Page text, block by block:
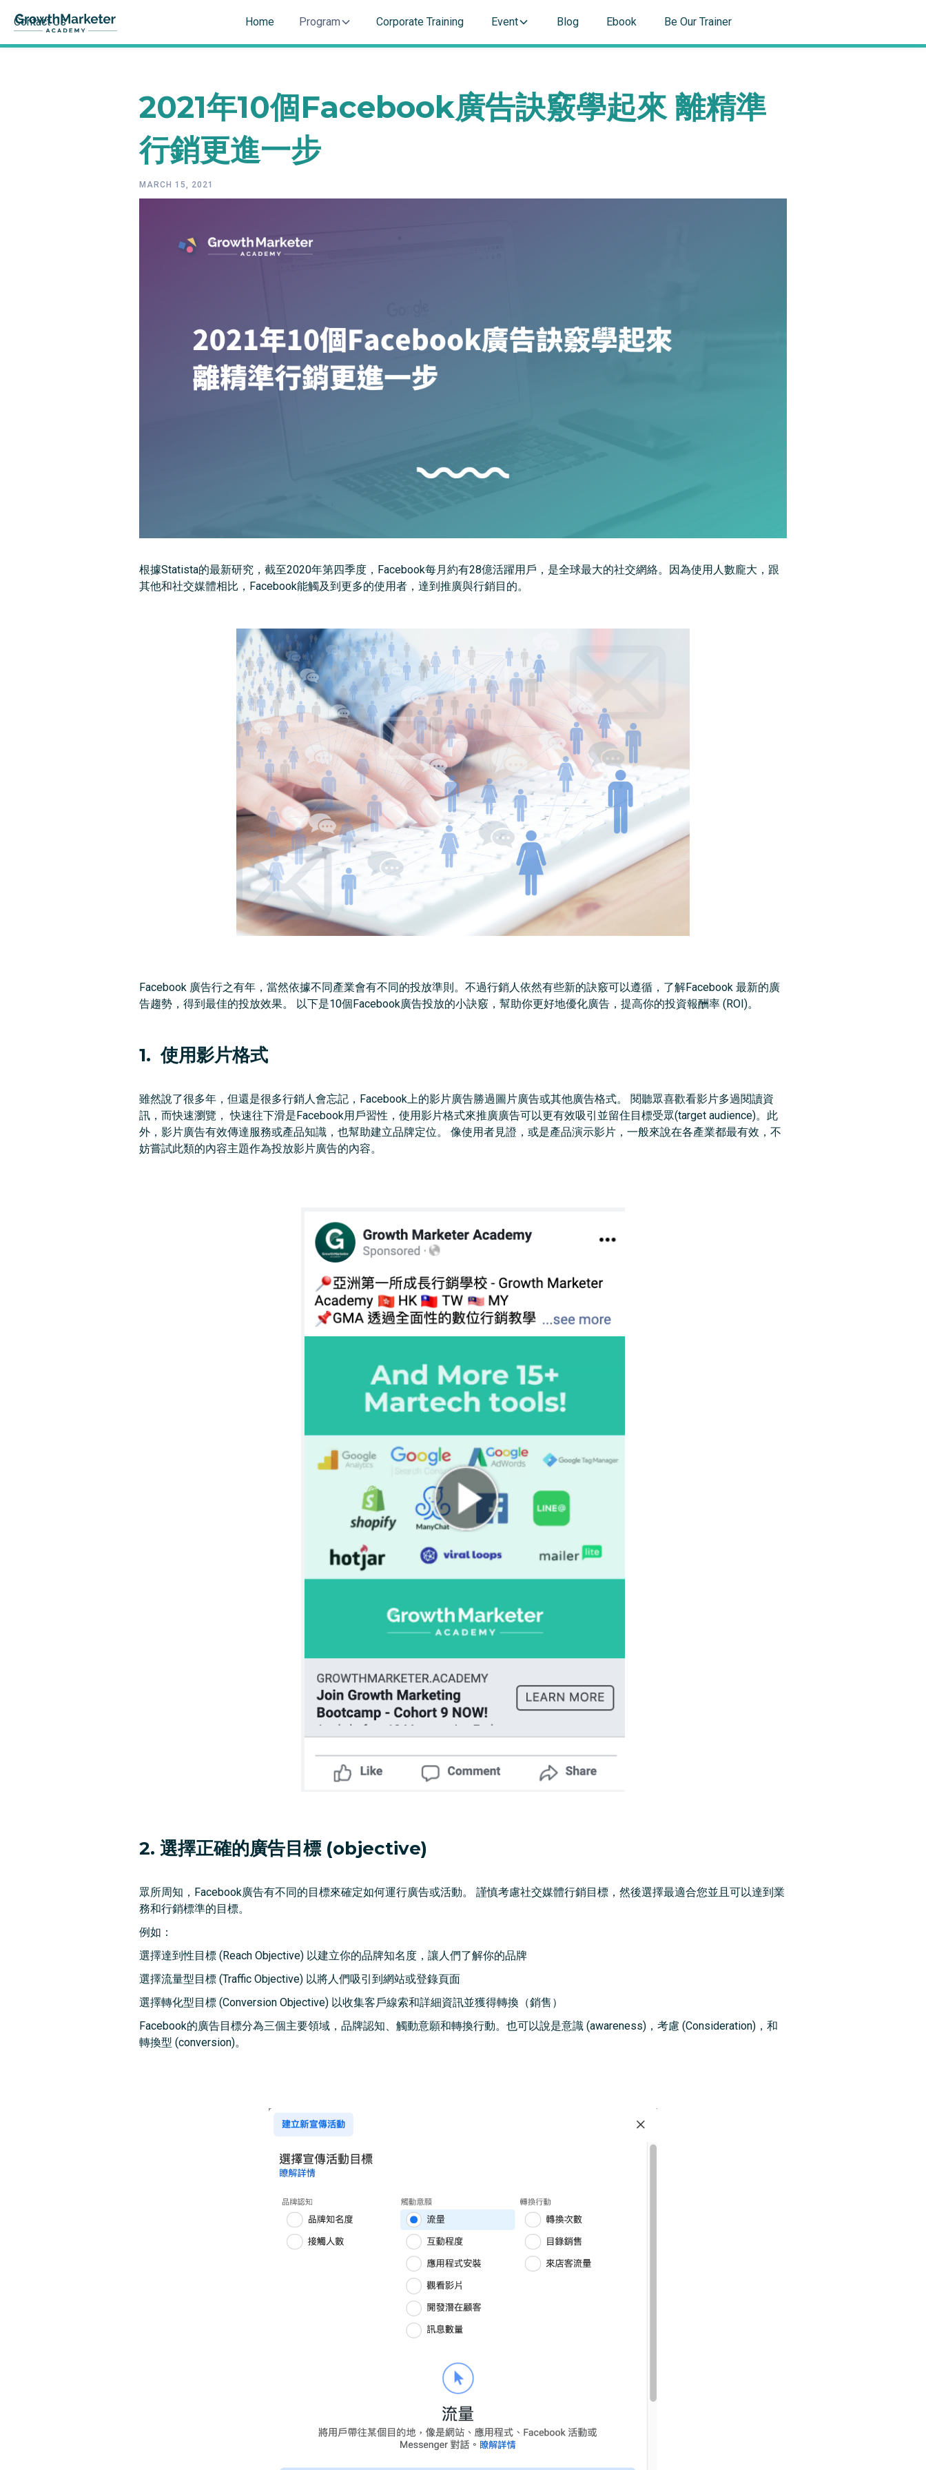
Home Program Corporate Training Event Blog Ebook Be Our Trainer
Contact Us
2021年10個Facebook廣告訣竅學起來 離精準
行銷更進一步
MARCH 15, 2021
根據Statista的最新研究，截至2020年第四季度，Facebook每月約有28億活躍用戶，是全球最大的社交網絡。因為使用人數龐大，跟
其他和社交媒體相比，Facebook能觸及到更多的使用者，達到推廣與行銷目的。
Facebook 廣告行之有年，當然依據不同產業會有不同的投放準則。不過行銷人依然有些新的訣竅可以遵循，了解Facebook 最新的廣
告趨勢，得到最佳的投放效果。 以下是10個Facebook廣告投放的小訣竅，幫助你更好地優化廣告，提高你的投資報酬率 (ROI)。
1. 使用影片格式
雖然說了很多年，但還是很多行銷人會忘記，Facebook上的影片廣告勝過圖片廣告或其他廣告格式。 閱聽眾喜歡看影片多過閱讀資
訊，而快速瀏覽， 快速往下滑是Facebook用戶習性，使用影片格式來推廣廣告可以更有效吸引並留住目標受眾(target audience)。此
外，影片廣告有效傳達服務或產品知識，也幫助建立品牌定位。 像使用者見證，或是產品演示影片，一般來說在各產業都最有效，不
妨嘗試此類的內容主題作為投放影片廣告的內容。
2. 選擇正確的廣告目標 (objective)
眾所周知，Facebook廣告有不同的目標來確定如何運行廣告或活動。 謹慎考慮社交媒體行銷目標，然後選擇最適合您並且可以達到業
務和行銷標準的目標。
例如：
選擇達到性目標 (Reach Objective) 以建立你的品牌知名度，讓人們了解你的品牌
選擇流量型目標 (Traffic Objective) 以將人們吸引到網站或登錄頁面
選擇轉化型目標 (Conversion Objective) 以收集客戶線索和詳細資訊並獲得轉換（銷售）
Facebook的廣告目標分為三個主要領域，品牌認知、觸動意願和轉換行動。也可以說是意識 (awareness)，考慮 (Consideration)，和
轉換型 (conversion)。